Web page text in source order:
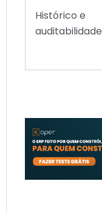
Histórico e
auditabilidade